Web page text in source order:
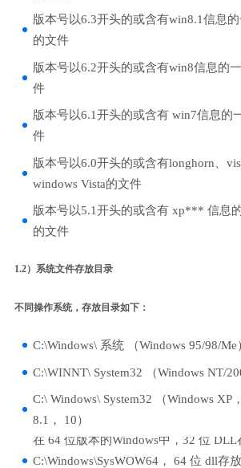
版本号以6.3开头的或含有win8.1信息
的文件
版本号以6.2开头的或含有win8信息的
件
版本号以6.1开头的或含有 win7信息的
件
版本号以6.0开头的或含有longhorn、
windows Vista的文件
版本号以5.1开头的或含有 xp*** 信息
的文件
1.2）系统文件存放目录
不同操作系统，存放目录如下：
C:\Windows\ 系统 （Windows 95/98/Me
C:\WINNT\ System32 （Windows NT/
C:\ Windows\ System32 （Windows XP
8.1， 10）
在 64 位版本的Windows中，32 位 DLL
C:\Windows\SysWOW64， 64 位 dll存